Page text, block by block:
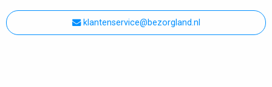
klantenservice@bezorgland.nl